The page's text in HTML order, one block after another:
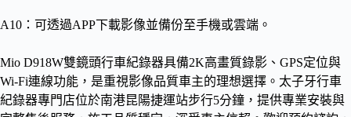
A10：可透過APP下載影像並備份至手機或雲端。
Mio D918W雙鏡頭行車紀錄器具備2K高畫質錄影、GPS定位與
Wi-Fi連線功能，是重視影像品質車主的理想選擇。太子牙行車
紀錄器專門店位於南港昆陽捷運站步行5分鐘，提供專業安裝與